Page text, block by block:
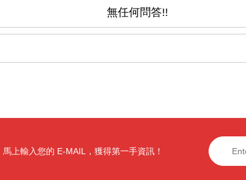
無任何問答!!
馬上輸入您的 E-MAIL，獲得第一手資訊！